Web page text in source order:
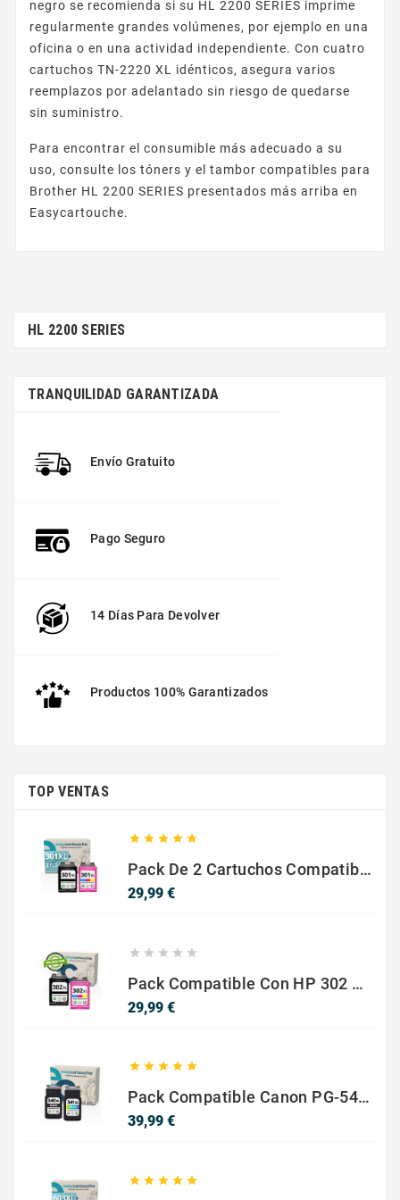
negro se recomienda si su HL 2200 SERIES imprime
regularmente grandes volúmenes, por ejemplo en una
oficina o en una actividad independiente. Con cuatro
cartuchos TN-2220 XL idénticos, asegura varios
reemplazos por adelantado sin riesgo de quedarse
sin suministro.
Para encontrar el consumible más adecuado a su
uso, consulte los tóners y el tambor compatibles para
Brother HL 2200 SERIES presentados más arriba en
Easycartouche.
HL 2200 SERIES
TRANQUILIDAD GARANTIZADA
Envío Gratuito
Pago Seguro
14 Días Para Devolver
Productos 100% Garantizados
TOP VENTAS
    
Pack De 2 Cartuchos Compatibles Con HP 301 XL Negro Y Color
29,99 €Precio
    
Pack Compatible Con HP 302 XL Negro Y Color - SIN NIVEL DE TINTA
29,99 €Precio
    
Pack Compatible Canon PG-540 XL / CL-541 XL ? Negro Y Color ? Alta Capacidad
39,99 €Precio
    